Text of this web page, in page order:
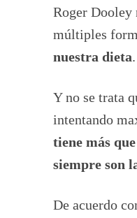
Roger
múltiples
nuestra dieta.
Y no se trata
intentando
tiene más
siempre son
De acuerdo